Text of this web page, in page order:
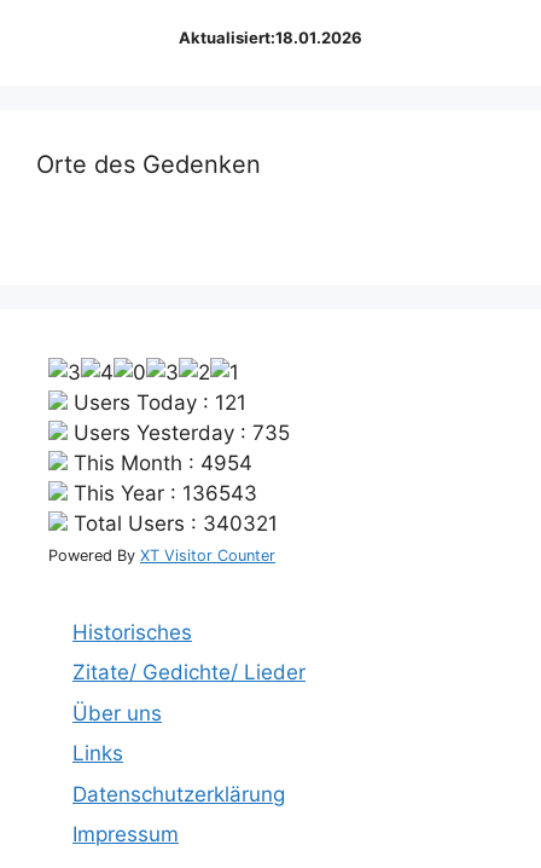
Aktualisiert:18.01.2026
Orte des Gedenken
Users Today : 121
Users Yesterday : 735
This Month : 4954
This Year : 136543
Total Users : 340321
Powered By XT Visitor Counter
Historisches
Zitate/ Gedichte/ Lieder
Über uns
Links
Datenschutzerklärung
Impressum